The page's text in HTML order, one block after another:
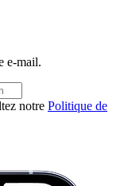
e-mail.
notre Politique de